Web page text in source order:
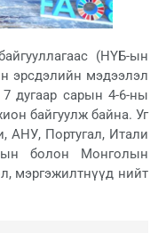
(НҮБ-ын
эрсдэлийн мэдээлэл
дугаар сарын 4-6-ны
байгуулж байна. Уг
АНУ, Португал, Итали
болон Монголын
мэргэжилтнүүд нийт